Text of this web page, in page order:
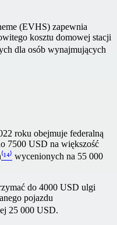
(EVHS) zapewnia
kosztu domowej stacji
dla osób wynajmujących
roku obejmuje federalną
7500 USD na większość
⁽¹⁴⁾ wycenionych na 55 000
do 4000 USD ulgi
pojazdu
25 000 USD.